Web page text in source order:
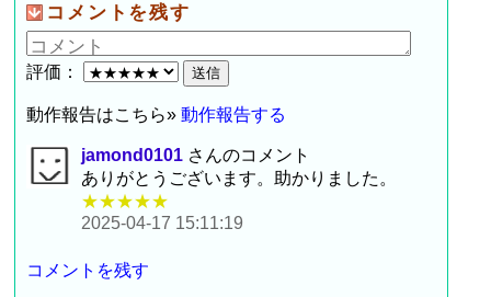
コメントを残す
評価：
動作報告はこちら»動作報告する
jamond0101 さんのコメント
ありがとうございます。助かりました。
★★★★★
2025-04-17 15:11:19
コメントを残す